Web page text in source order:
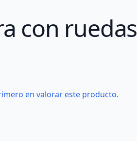
con ruedas
en valorar este producto.